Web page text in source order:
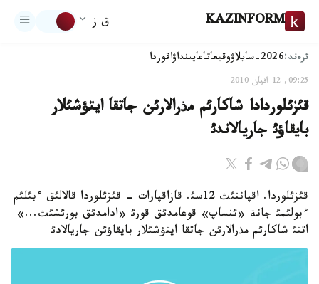
KAZINFORM ق ز
ترەند:2026-سايلاۋ وقيعاتاعايىنداۋاقوردا
09:25, 12 اقپان 2010
قئزئلوردادا شاكارئم مذرالارئن جاتقا ايتؤشئلار
بايقاؤئ جاريالاندئ
قئزئلوردا. اقپاننئث 12سئ. قازاقپارات - قئزئلوردا قالالئق ءبئلئم
ءبولئمئ جانة «ئنساپ» قوعامدئق قورئ «ادامدئق بورئشئث...»
اتتئ شاكارئم مذرالارئن جاتقا ايتؤشئلار بايقاؤئن جاريالادئ